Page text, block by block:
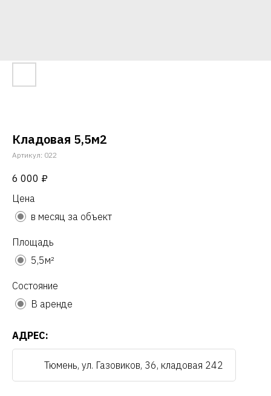
Кладовая 5,5м2
Артикул: 022
6 000 ₽
Цена
в месяц за объект
Площадь
5,5м²
Состояние
В аренде
АДРЕС:
Тюмень, ул. Газовиков, 36, кладовая 242